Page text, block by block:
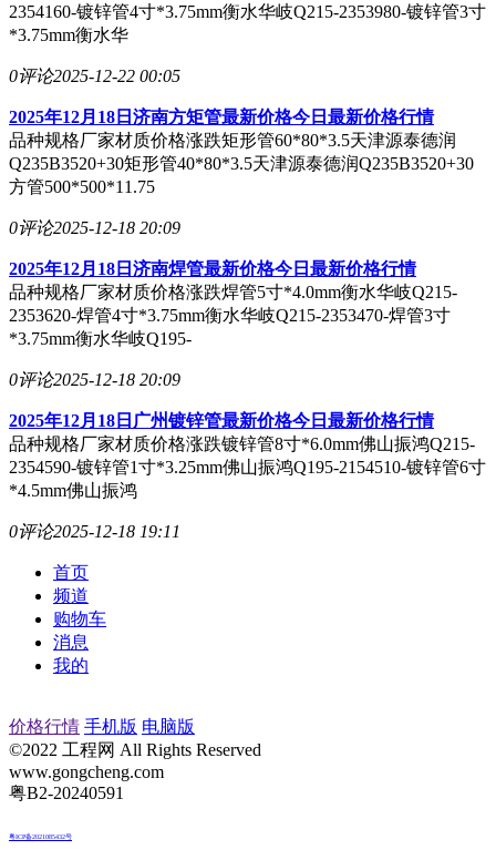
2354160-镀锌管4寸*3.75mm衡水华岐Q215-2353980-镀锌管3寸
*3.75mm衡水华
0评论2025-12-22 00:05
2025年12月18日济南方矩管最新价格今日最新价格行情
品种规格厂家材质价格涨跌矩形管60*80*3.5天津源泰德润
Q235B3520+30矩形管40*80*3.5天津源泰德润Q235B3520+30
方管500*500*11.75
0评论2025-12-18 20:09
2025年12月18日济南焊管最新价格今日最新价格行情
品种规格厂家材质价格涨跌焊管5寸*4.0mm衡水华岐Q215-
2353620-焊管4寸*3.75mm衡水华岐Q215-2353470-焊管3寸
*3.75mm衡水华岐Q195-
0评论2025-12-18 20:09
2025年12月18日广州镀锌管最新价格今日最新价格行情
品种规格厂家材质价格涨跌镀锌管8寸*6.0mm佛山振鸿Q215-
2354590-镀锌管1寸*3.25mm佛山振鸿Q195-2154510-镀锌管6寸
*4.5mm佛山振鸿
0评论2025-12-18 19:11
首页
频道
购物车
消息
我的
价格行情 手机版 电脑版
©2022 工程网 All Rights Reserved
www.gongcheng.com
粤B2-20240591
粤ICP备2021085432号